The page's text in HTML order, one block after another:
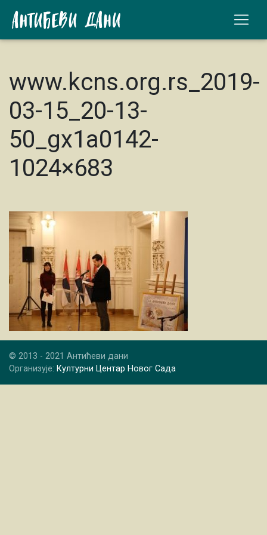
www.kcns.org.rs_2019-
03-15_20-13-
50_gx1a0142-
1024×683
© 2013 - 2021 Антићеви дани
Организује: Културни Центар Новог Сада